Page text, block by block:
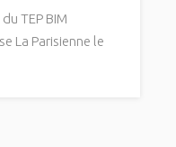
TEP BIM
La Parisienne le